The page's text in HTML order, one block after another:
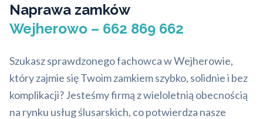
Naprawa zamków
Wejherowo – 662 869 662
Szukasz sprawdzonego fachowca w Wejherowie,
który zajmie się Twoim zamkiem szybko, solidnie i bez
komplikacji? Jesteśmy firmą z wieloletnią obecnością
na rynku usług ślusarskich, co potwierdza nasze